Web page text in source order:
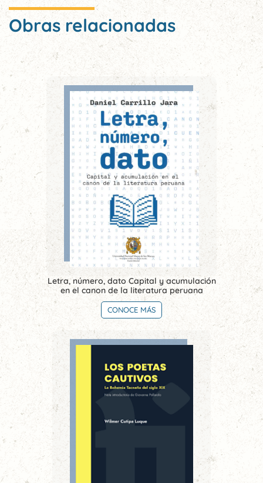
Obras relacionadas
Letra, número, dato Capital y acumulación
en el canon de la literatura peruana
CONOCE MÁS